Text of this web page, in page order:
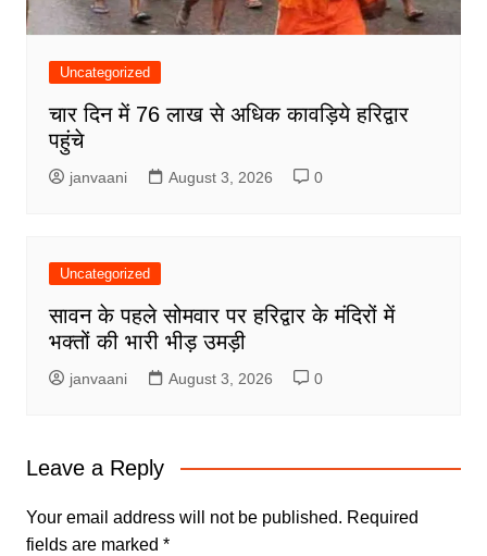
Uncategorized
चार दिन में 76 लाख से अधिक कावड़िये हरिद्वार
पहुंचे
janvaani August 3, 2026 0
Uncategorized
सावन के पहले सोमवार पर हरिद्वार के मंदिरों में
भक्तों की भारी भीड़ उमड़ी
janvaani August 3, 2026 0
Leave a Reply
Your email address will not be published. Required
fields are marked *